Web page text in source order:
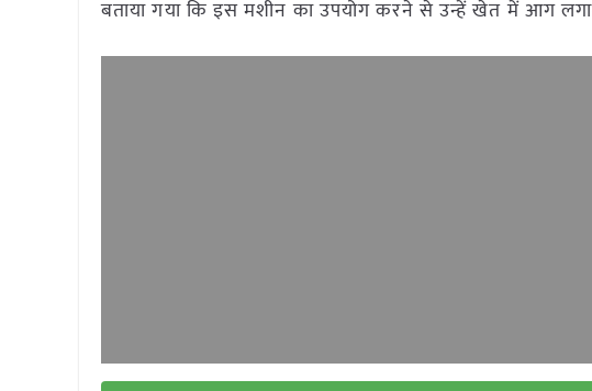
बताया गया कि इस मशीन का उपयोग करने से उन्हें खेत में आग